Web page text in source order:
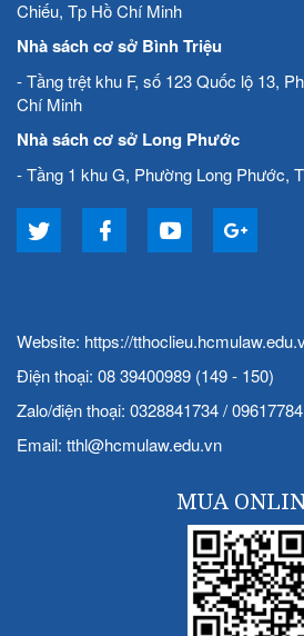
Chiếu, Tp Hồ Chí Minh
Nhà sách cơ sở Bình Triệu
- Tầng trệt khu F, số 123 Quốc lộ 13,
Chí Minh
Nhà sách cơ sở Long Phước
- Tầng 1 khu G, Phường Long Phước,
Website: https://
Điện thoại: 08 39400989 (149 - 150)
Zalo/điện thoại: 0328841734 /
Email: tthl@hcmulaw.edu.vn
MUA